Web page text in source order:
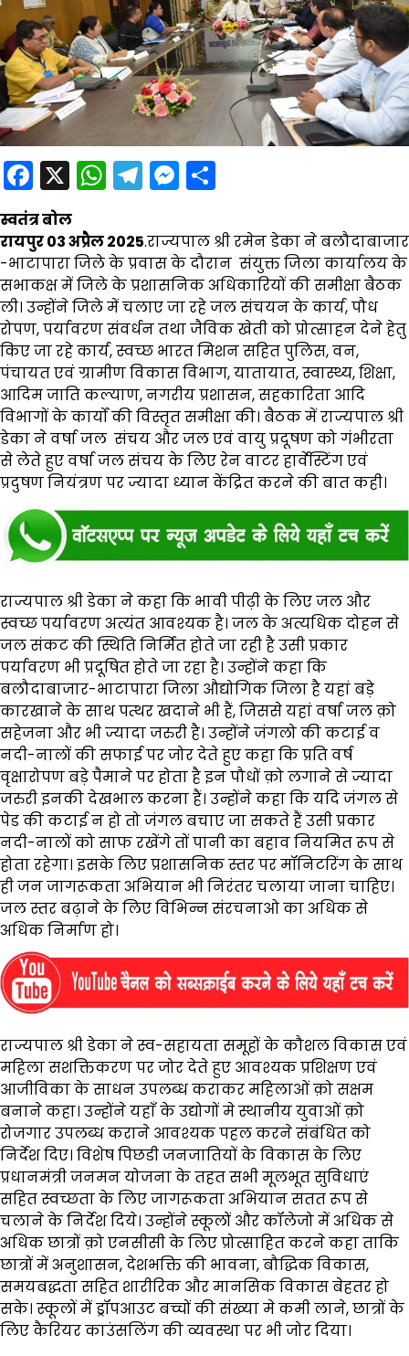
Facebook
X WhatsApp
Telegram
Messenger
स्वतंत्र बोल
रायपुर 03 अप्रैल 2025.राज्यपाल श्री रमेन डेका ने बलौदाबाजार
-भाटापारा जिले के प्रवास के दौरान संयुक्त जिला कार्यालय के
सभाकक्ष में जिले के प्रशासनिक अधिकारियों की समीक्षा बैठक
ली। उन्होंने जिले में चलाए जा रहे जल संचयन के कार्य, पौध
रोपण, पर्यावरण संवर्धन तथा जैविक खेती को प्रोत्साहन देने हेतु
किए जा रहे कार्य, स्वच्छ भारत मिशन सहित पुलिस, वन,
पंचायत एवं ग्रामीण विकास विभाग, यातायात, स्वास्थ्य, शिक्षा,
आदिम जाति कल्याण, नगरीय प्रशासन, सहकारिता आदि
विभागों के कार्यों की विस्तृत समीक्षा की। बैठक में राज्यपाल श्री
डेका ने वर्षा जल संचय और जल एवं वायु प्रदूषण को गंभीरता
से लेते हुए वर्षा जल संचय के लिए रेन वाटर हार्वेस्टिंग एवं
प्रदुषण नियंत्रण पर ज्यादा ध्यान केंद्रित करने की बात कही।
राज्यपाल श्री डेका ने कहा कि भावी पीढ़ी के लिए जल और
स्वच्छ पर्यावरण अत्यंत आवश्यक है। जल के अत्यधिक दोहन से
जल संकट की स्थिति निर्मित होते जा रही है उसी प्रकार
पर्यावरण भी प्रदूषित होते जा रहा है। उन्होंने कहा कि
बलौदाबाजार-भाटापारा जिला औद्योगिक जिला है यहां बड़े
कारखाने के साथ पत्थर खदाने भी हैं, जिससे यहां वर्षा जल क़ो
सहेजना और भी ज्यादा जरुरी है। उन्होंने जंगलो की कटाई व
नदी-नालों की सफाई पर जोर देते हुए कहा कि प्रति वर्ष
वृक्षारोपण बड़े पैमाने पर होता है इन पौधों क़ो लगाने से ज्यादा
जरुरी इनकी देखभाल करना हैं। उन्होंने कहा कि यदि जंगल से
पेड की कटाई न हो तो जंगल बचाए जा सकते हैं उसी प्रकार
नदी-नालों को साफ रखेंगे तों पानी का बहाव नियमित रूप से
होता रहेगा। इसके लिए प्रशासनिक स्तर पर मॉनिटरिंग के साथ
ही जन जागरूकता अभियान भी निरंतर चलाया जाना चाहिए।
जल स्तर बढ़ाने के लिए विभिन्न संरचनाओ का अधिक से
अधिक निर्माण हो।
राज्यपाल श्री डेका ने स्व-सहायता समूहों के कौशल विकास एवं
महिला सशक्तिकरण पर जोर देते हुए आवश्यक प्रशिक्षण एवं
आजीविका के साधन उपलब्ध कराकर महिलाओं क़ो सक्षम
बनाने कहा। उन्होंने यहाँ के उद्योगों मे स्थानीय युवाओं क़ो
रोजगार उपलब्ध कराने आवश्यक पहल करने संबंधित को
निर्देश दिए। विशेष पिछडी जनजातियों के विकास के लिए
प्रधानमंत्री जनमन योजना के तहत सभी मूलभूत सुविधाएं
सहित स्वच्छता के लिए जागरूकता अभियान सतत रूप से
चलाने के निर्देश दिये। उन्होंने स्कूलों और कॉलेजो में अधिक से
अधिक छात्रों क़ो एनसीसी के लिए प्रोत्साहित करने कहा ताकि
छात्रों में अनुशासन, देशभक्ति की भावना, बौद्धिक विकास,
समयबद्धता सहित शारीरिक और मानसिक विकास बेहतर हो
सके। स्कूलों में ड्रॉपआउट बच्चों की संख्या मे कमी लाने, छात्रों के
लिए कैरियर काउंसलिंग की व्यवस्था पर भी जोर दिया।